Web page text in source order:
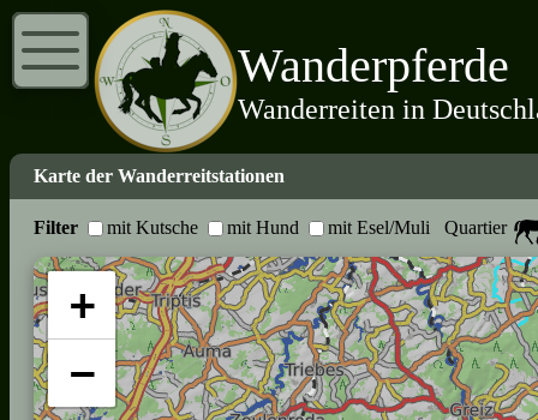
Wanderpferde
Wanderreiten in
Karte der Wanderreitstationen
Filter mit Kutsche mit Hund mit Esel/Muli Quartier
+
−